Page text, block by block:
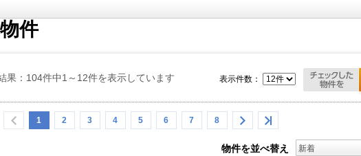
件
果：104件中1～12件を表示しています
1 2 3 4 5 6 7 8
表示件数：
物件を並べ替え 新着